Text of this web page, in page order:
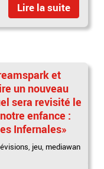
Lire la suite
et
un nouveau
sera revisité le
enfance :
Infernales»
, jeu, mediawan